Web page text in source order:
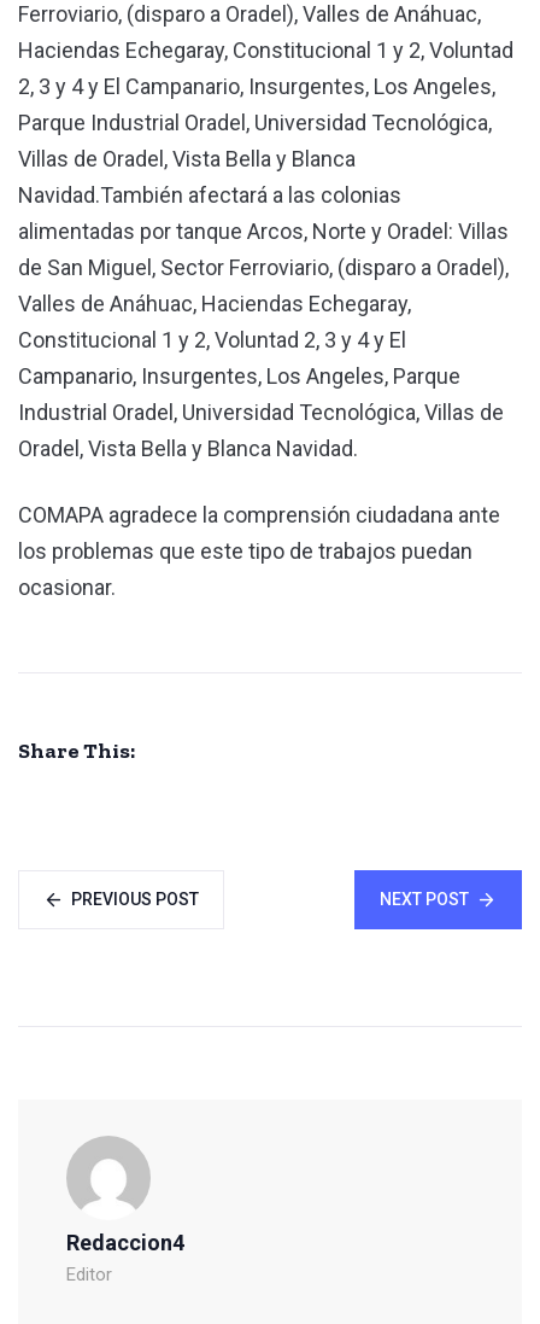
Ferroviario, (disparo a Oradel), Valles de Anáhuac,
Haciendas Echegaray, Constitucional 1 y 2, Voluntad
2, 3 y 4 y El Campanario, Insurgentes, Los Angeles,
Parque Industrial Oradel, Universidad Tecnológica,
Villas de Oradel, Vista Bella y Blanca
Navidad.También afectará a las colonias
alimentadas por tanque Arcos, Norte y Oradel: Villas
de San Miguel, Sector Ferroviario, (disparo a Oradel),
Valles de Anáhuac, Haciendas Echegaray,
Constitucional 1 y 2, Voluntad 2, 3 y 4 y El
Campanario, Insurgentes, Los Angeles, Parque
Industrial Oradel, Universidad Tecnológica, Villas de
Oradel, Vista Bella y Blanca Navidad.
COMAPA agradece la comprensión ciudadana ante
los problemas que este tipo de trabajos puedan
ocasionar.
Share This:
PREVIOUS POST NEXT POST
Redaccion4
Editor